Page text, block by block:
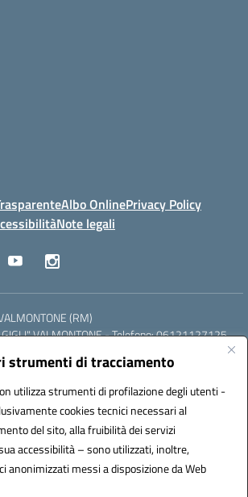
strumenti di tracciamento
utilizza strumenti di profilazione degli utenti -
cookies tecnici necessari al
del sito, alla fruibilità dei servizi
accessibilità – sono utilizzati, inoltre,
messi a disposizione da Web
Albo OnlinePrivacy Policy
Note legali
(RM)
GIGLI" VALMONTONE - Telefono: 06121127125
UMANE "P.L. NERVI" SEGNI - Telefono:
- PEC: RMIS099002@pec.istruzione.it
RMIS099002